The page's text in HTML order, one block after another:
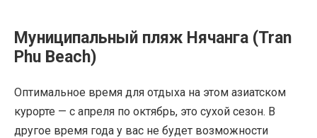
Муниципальный пляж Нячанга (Tran
Phu Beach)
Оптимальное время для отдыха на этом азиатском
курорте — с апреля по октябрь, это сухой сезон. В
другое время года у вас не будет возможности